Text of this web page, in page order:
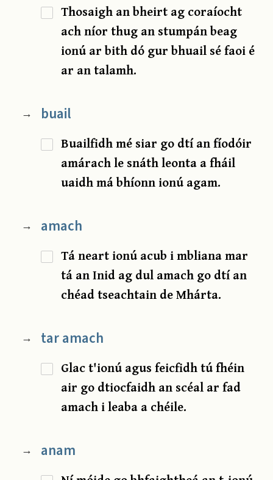
Thosaigh an bheirt ag coraíocht
ach níor thug an stumpán beag
ionú ar bith dó gur bhuail sé faoi é
ar an talamh.
→ buail
Buailfidh mé siar go dtí an fíodóir
amárach le snáth leonta a fháil
uaidh má bhíonn ionú agam.
→ amach
Tá neart ionú acub i mbliana mar
tá an Inid ag dul amach go dtí an
chéad tseachtain de Mhárta.
→ tar amach
Glac t'ionú agus feicfidh tú fhéin
air go dtiocfaidh an scéal ar fad
amach i leaba a chéile.
→ anam